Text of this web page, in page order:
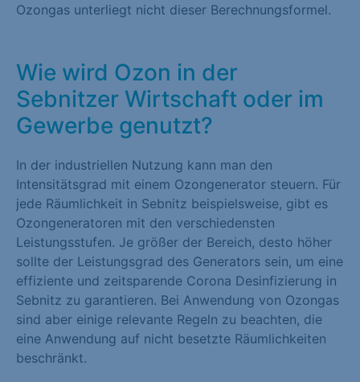
Ozongas unterliegt nicht dieser Berechnungsformel.
Wie wird Ozon in der
Sebnitzer Wirtschaft oder im
Gewerbe genutzt?
In der industriellen Nutzung kann man den
Intensitätsgrad mit einem Ozongenerator steuern. Für
jede Räumlichkeit in Sebnitz beispielsweise, gibt es
Ozongeneratoren mit den verschiedensten
Leistungsstufen. Je größer der Bereich, desto höher
sollte der Leistungsgrad des Generators sein, um eine
effiziente und zeitsparende Corona Desinfizierung in
Sebnitz zu garantieren. Bei Anwendung von Ozongas
sind aber einige relevante Regeln zu beachten, die
eine Anwendung auf nicht besetzte Räumlichkeiten
beschränkt.